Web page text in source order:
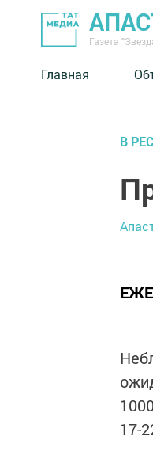
Газета
Главная
В
17-